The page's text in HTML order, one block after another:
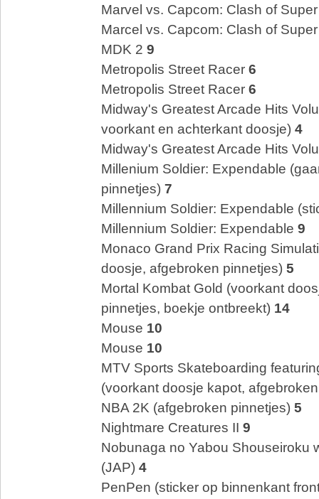
Marvel vs. Capcom: Clash of
Marcel vs. Capcom: Clash of
MDK 2 9
Metropolis Street Racer 6
Metropolis Street Racer 6
Midway's Greatest Arcade Hits
voorkant en achterkant doosje) 4
Midway's Greatest Arcade Hits
Millenium Soldier: Expendable
pinnetjes) 7
Millennium Soldier: Expendable
Millennium Soldier: Expendable 9
Monaco Grand Prix Racing
doosje, afgebroken pinnetjes) 5
Mortal Kombat Gold (voorkant
pinnetjes, boekje ontbreekt) 14
Mouse 10
Mouse 10
MTV Sports Skateboarding
(voorkant doosje kapot,
NBA 2K (afgebroken pinnetjes) 5
Nightmare Creatures II 9
Nobunaga no Yabou Shouseiroku
(JAP) 4
PenPen (sticker op binnenkant